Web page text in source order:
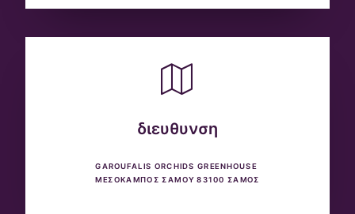
διευθυνση
GAROUFALIS ORCHIDS GREENHOUSE
ΜΕΣΟΚΑΜΠΟΣ ΣΑΜΟΥ 83100 ΣΑΜΟΣ